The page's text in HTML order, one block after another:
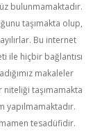
bulunmamaktadır.
taşımakta olup,
Bu internet
ile hiçbir bağlantısı
makaleler
taşımamakta
yapılmamaktadır.
tesadüfidir.